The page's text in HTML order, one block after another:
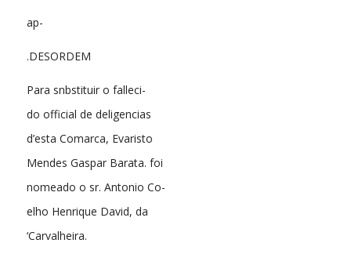
ap-
.DESORDEM
Para snbstituir o falleci-
do official de deligencias
d’esta Comarca, Evaristo
Mendes Gaspar Barata. foi
nomeado o sr. Antonio Co-
elho Henrique David, da
‘Carvalheira.